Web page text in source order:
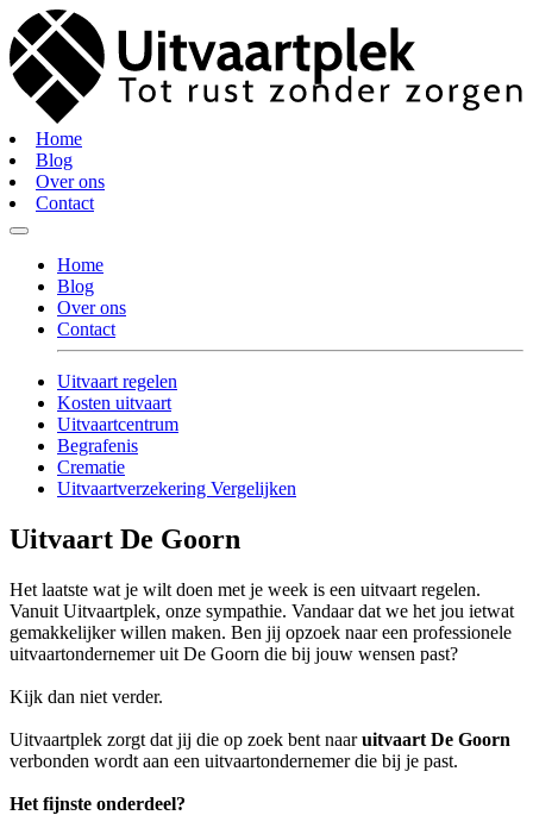
Home
Blog
Over ons
Contact
Home
Blog
Over ons
Contact
Uitvaart regelen
Kosten uitvaart
Uitvaartcentrum
Begrafenis
Crematie
Uitvaartverzekering Vergelijken
Uitvaart De Goorn
Het laatste wat je wilt doen met je week is een uitvaart regelen.
Vanuit Uitvaartplek, onze sympathie. Vandaar dat we het jou ietwat
gemakkelijker willen maken. Ben jij opzoek naar een professionele
uitvaartondernemer uit De Goorn die bij jouw wensen past?
Kijk dan niet verder.
Uitvaartplek zorgt dat jij die op zoek bent naaruitvaart De Goorn
verbonden wordt aan een uitvaartondernemer die bij je past.
Het fijnste onderdeel?